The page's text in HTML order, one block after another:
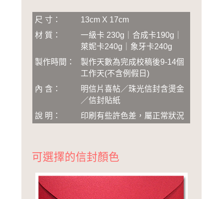
尺 寸：
13cm X 17cm
材 質：
一級卡 230g｜合成卡190g｜
萊妮卡240g｜象牙卡240g
製作時間：
製作天數為完成校稿後9-14個
工作天(不含例假日)
內 含：
明信片喜帖／珠光信封含燙金
／信封貼紙
說 明：
印刷有些許色差，屬正常狀況
可選擇的信封顏色